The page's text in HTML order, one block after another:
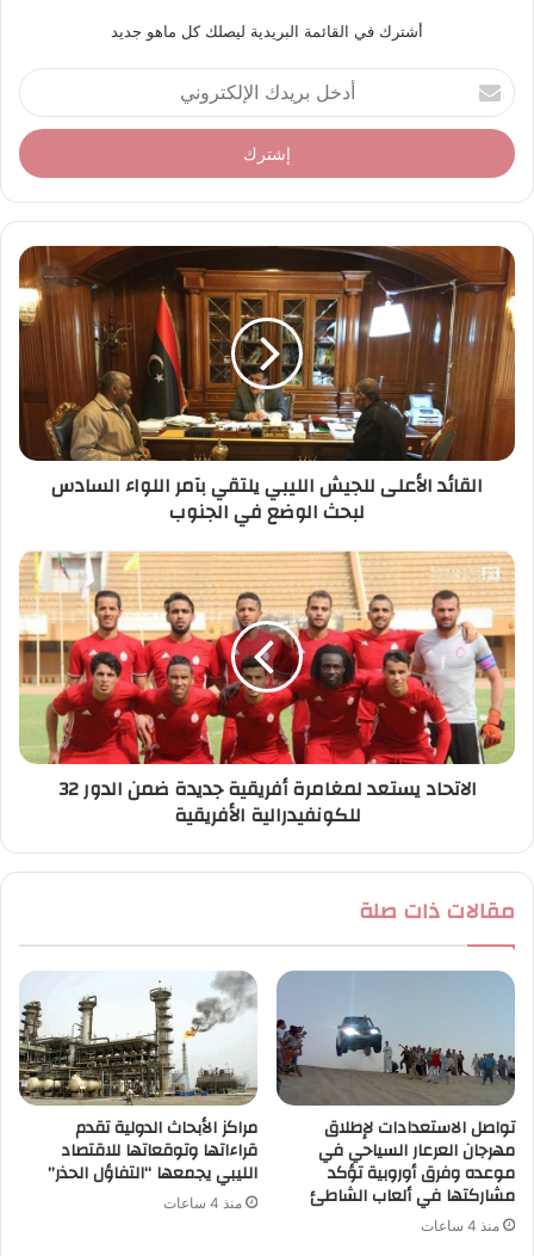
أشترك في القائمة البريدية ليصلك كل ماهو جديد
أ
د
خ
ل
ر
د
ك
ا
ل
إ
ل
ك
ر
القائد الأعلى للجيش الليبي يلتقي بآمر اللواء السادس
لبحث الوضع في الجنوب
الاتحاد يستعد لمغامرة أفريقية جديدة ضمن الدور 32
للكونفيدرالية الأفريقية
مقالات ذات صلة
تواصل الاستعدادات لإطلاق
مهرجان العرعار السياحي في
موعده وفرق أوروبية تؤكد
مشاركتها في ألعاب الشاطئ
منذ 4 ساعات
مراكز الأبحاث الدولية تقدم
قراءاتها وتوقعاتها للاقتصاد
الليبي يجمعها “التفاؤل الحذر”
منذ 4 ساعات